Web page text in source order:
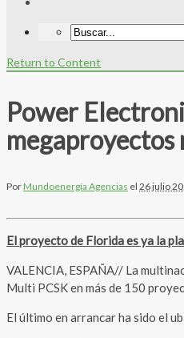
Return to Content
Power
megaproyectos
PorMundoenergía Agencias el 26 julio
El proyecto de Florida es ya la
VALENCIA, ESPAÑA// La
Multi PCSK en más de 150
El último en arrancar ha sido el